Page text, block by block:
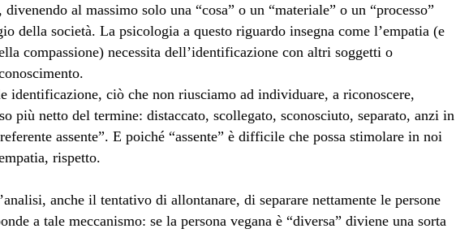
al massimo solo una “cosa” o un “materiale” o un “processo”
della società. La psicologia a questo riguardo insegna come l’empatia (e
compassione) necessita dell’identificazione con altri soggetti o
identificazione, ciò che non riusciamo ad individuare, a riconoscere,
più netto del termine: distaccato, scollegato, sconosciuto, separato, anzi in
assente”. E poiché “assente” è difficile che possa stimolare in noi
rispetto.
anche il tentativo di allontanare, di separare nettamente le persone
a tale meccanismo: se la persona vegana è “diversa” diviene una sorta